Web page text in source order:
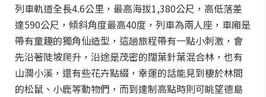
列車軌道全長4.6公里，最高海拔1,380公尺，高低落差
達590公尺，傾斜角度最高40度，列車為兩人座，車廂是
帶有童趣的獨角仙造型，這趟旅程帶有一點小刺激，會
先沿著陡坡爬升，沿途是茂密的闊葉針葉混合林，也有
山澗小溪，還有些花卉點綴，幸運的話能見到棲於林間
的松鼠、小鹿等動物們，而到達制高點時則可眺望德島